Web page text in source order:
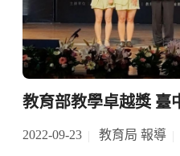
教育部教學卓越獎 臺
2022-09-23 教育局 報導